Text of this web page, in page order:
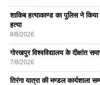
शाकिब हत्याकाण्ड का पुलिस ने
हत्या
8/8/2026
गोरखपुर विश्वविद्यालय के दीक्षांत
7/8/2026
तिरंगा यात्रा की मण्डल